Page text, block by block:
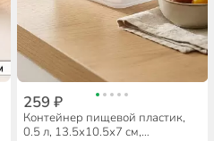
259 ₽
Контейнер пищевой пластик,
0.5 л, 13.5х10.5х7 см,